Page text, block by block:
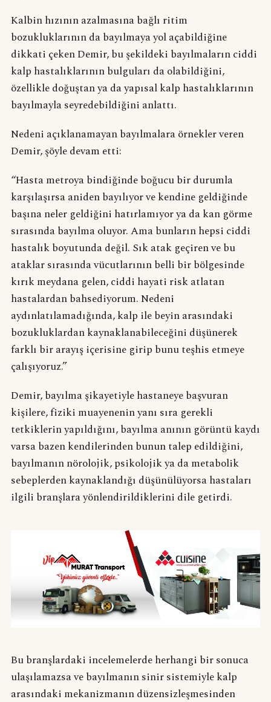
Kalbin hızının azalmasına bağlı ritim
bozukluklarının da bayılmaya yol açabildiğine
dikkati çeken Demir, bu şekildeki bayılmaların ciddi
kalp hastalıklarının bulguları da olabildiğini,
özellikle doğuştan ya da yapısal kalp hastalıklarının
bayılmayla seyredebildiğini anlattı.
Nedeni açıklanamayan bayılmalara örnekler veren
Demir, şöyle devam etti:
“Hasta metroya bindiğinde boğucu bir durumla
karşılaşırsa aniden bayılıyor ve kendine geldiğinde
başına neler geldiğini hatırlamıyor ya da kan görme
sırasında bayılma oluyor. Ama bunların hepsi ciddi
hastalık boyutunda değil. Sık atak geçiren ve bu
ataklar sırasında vücutlarının belli bir bölgesinde
kırık meydana gelen, ciddi hayati risk atlatan
hastalardan bahsediyorum. Nedeni
aydınlatılamadığında, kalp ile beyin arasındaki
bozukluklardan kaynaklanabileceğini düşünerek
farklı bir arayış içerisine girip bunu teşhis etmeye
çalışıyoruz.”
Demir, bayılma şikayetiyle hastaneye başvuran
kişilere, fiziki muayenenin yanı sıra gerekli
tetkiklerin yapıldığını, bayılma anının görüntü kaydı
varsa bazen kendilerinden bunun talep edildiğini,
bayılmanın nörolojik, psikolojik ya da metabolik
sebeplerden kaynaklandığı düşünülüyorsa hastaları
ilgili branşlara yönlendirildiklerini dile getirdi.
Bu branşlardaki incelemelerde herhangi bir sonuca
ulaşılamazsa ve bayılmanın sinir sistemiyle kalp
arasındaki mekanizmanın düzensizleşmesinden